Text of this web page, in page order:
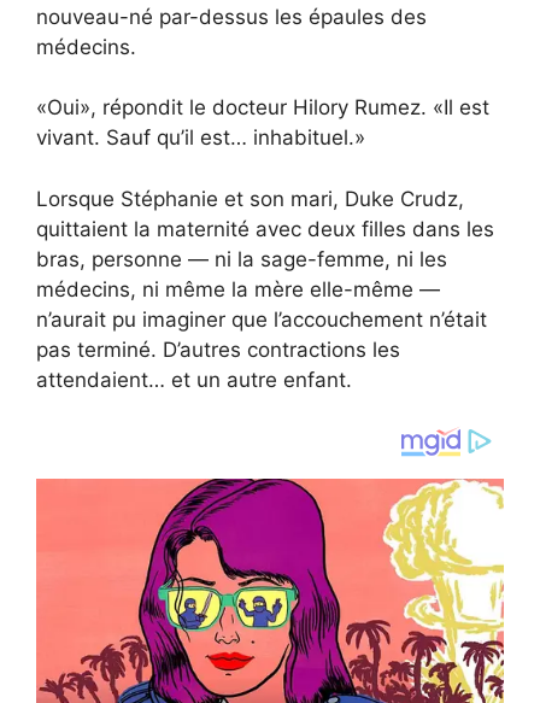
nouveau-né par-dessus les épaules des
médecins.
«Oui», répondit le docteur Hilory Rumez. «Il est
vivant. Sauf qu’il est… inhabituel.»
Lorsque Stéphanie et son mari, Duke Crudz,
quittaient la maternité avec deux filles dans les
bras, personne — ni la sage-femme, ni les
médecins, ni même la mère elle-même —
n’aurait pu imaginer que l’accouchement n’était
pas terminé. D’autres contractions les
attendaient… et un autre enfant.